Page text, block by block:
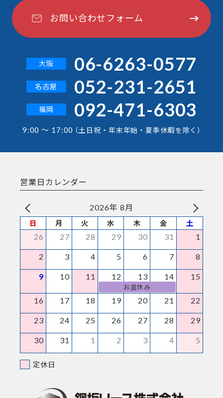
お問い合わせフォーム
大阪 06-6263-0577
名古屋 052-231-2651
福岡 092-471-6303
9:00 ～ 17:00（土日祝・年末年始・夏季休暇を除く）
営業日カレンダー
2026年 8月
日 月 火 水 木 金 土
26 27 28 29 30 31 1
2 3 4 5 6 7 8
9 10 11 12 13 14 15
お盆休み
16 17 18 19 20 21 22
23 24 25 26 27 28 29
30 31 1 2 3 4 5
定休日